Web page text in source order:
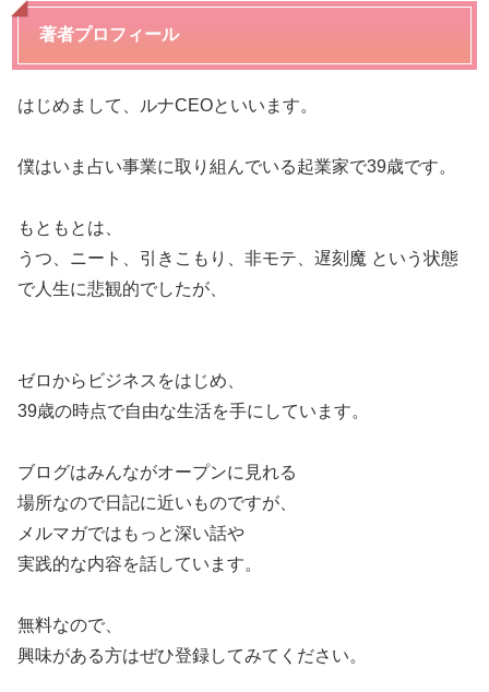
著者プロフィール
はじめまして、ルナCEOといいます。
僕はいま占い事業に取り組んでいる起業家で39歳です。
もともとは、
うつ、ニート、引きこもり、非モテ、遅刻魔 という状態
で人生に悲観的でしたが、
ゼロからビジネスをはじめ、
39歳の時点で自由な生活を手にしています。
ブログはみんながオープンに見れる
場所なので日記に近いものですが、
メルマガではもっと深い話や
実践的な内容を話しています。
無料なので、
興味がある方はぜひ登録してみてください。